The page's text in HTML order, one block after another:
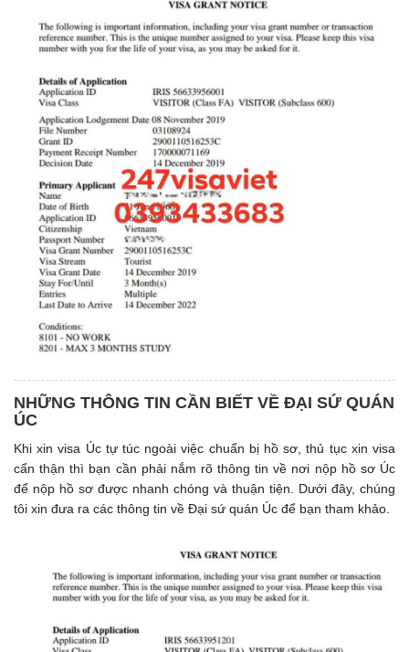
NHỮNG THÔNG TIN CẦN BIẾT VỀ ĐẠI SỨ QUÁN
ÚC
Khi xin visa Úc tự túc ngoài việc chuẩn bị hồ sơ, thủ tục xin visa
cẩn thận thì bạn cần phải nắm rõ thông tin về nơi nộp hồ sơ Úc
để nộp hồ sơ được nhanh chóng và thuận tiện. Dưới đây, chúng
tôi xin đưa ra các thông tin về Đại sứ quán Úc để bạn tham khảo.